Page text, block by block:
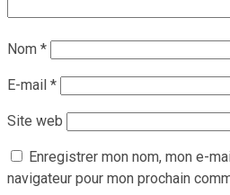
Nom *
E-mail *
Site web
Enregistrer mon nom, mon e-
navigateur pour mon prochain